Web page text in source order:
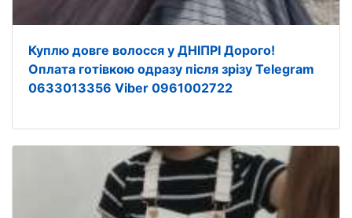
Куплю довге волосся у ДНІПРІ Дорого!
Оплата готівкою одразу після зрізу Telegram
0633013356 Viber 0961002722